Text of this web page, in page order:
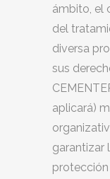
ámbito, el
del
diversa
sus
aplicará)
garantizar